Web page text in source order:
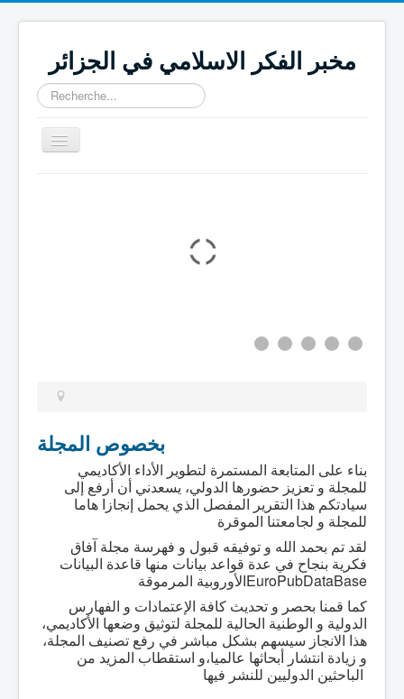
مخبر الفكر الاسلامي في الجزائر
Rechercher
Basculer
la
بخصوص المجلة
بناء على المتابعة المستمرة لتطوير الأداء الأكاديمي
للمجلة و تعزيز حضورها الدولي، يسعدني أن أرفع إلى
سيادتكم هذا التقرير المفصل الذي يحمل إنجازا هاما
للمجلة و لجامعتنا الموقرة
لقد تم بحمد الله و توفيقه قبول و فهرسة مجلة آفاق
فكرية بنجاح في عدة قواعد بيانات منها قاعدة البيانات
الأوروبية المرموقةEuroPubDataBase
كما قمنا بحصر و تحديث كافة الإعتمادات و الفهارس
الدولية و الوطنية الحالية للمجلة لتوثيق وضعها الأكاديمي،
هذا الانجاز سيسهم بشكل مباشر في رفع تصنيف المجلة،
و زيادة انتشار أبحاثها عالميا،و استقطاب المزيد من